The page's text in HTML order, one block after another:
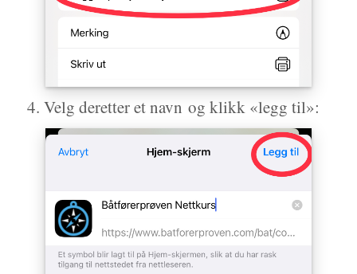
Velg deretter et navn og klikk «legg til»: